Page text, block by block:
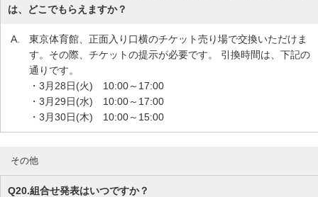
は、どこでもらえますか？
A.
東京体育館、正面入り口横のチケット売り場で交換いただけま
す。その際、チケットの提示が必要です。 引換時間は、下記の
通りです。
・3月28日(火) 10:00～17:00
・3月29日(水) 10:00～17:00
・3月30日(木) 10:00～15:00
その他
Q20.組合せ発表はいつですか？